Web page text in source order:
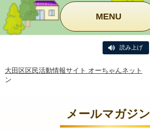
MENU
読み上げ
大田区区民活動情報サイト オーちゃんネット
ン
メールマガジン